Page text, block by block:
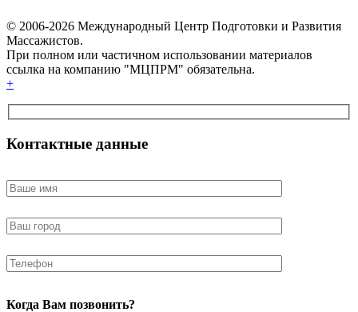
© 2006-2026 Международный Центр Подготовки и Развития
Массажистов.
При полном или частичном использовании материалов
ссылка на компанию "МЦПРМ" обязательна.
+
Контактные данные
Когда Вам позвонить?